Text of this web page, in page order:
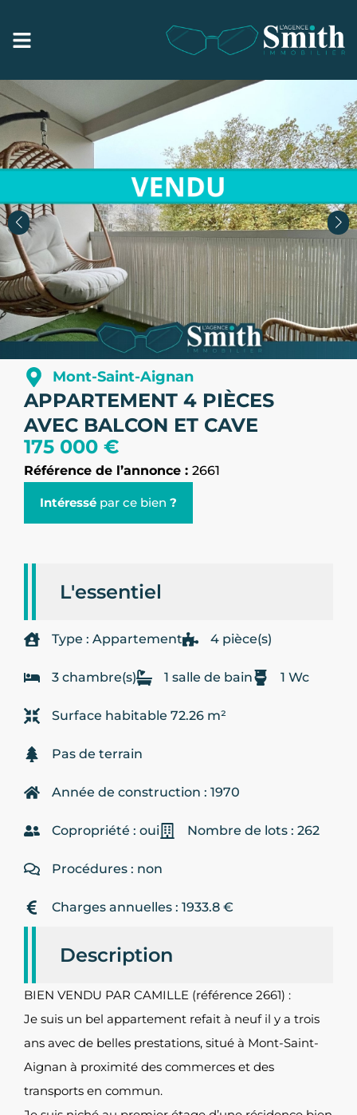
Mont-Saint-Aignan
APPARTEMENT 4 PIÈCES
AVEC BALCON ET CAVE
175 000 €
Référence de l’annonce : 2661
Intéressé par ce bien ?
L'essentiel
Type : Appartement 4 pièce(s)
3 chambre(s) 1 salle de bain 1 Wc
Surface habitable 72.26 m²
Pas de terrain
Année de construction : 1970
Copropriété : oui Nombre de lots : 262
Procédures : non
Charges annuelles : 1933.8 €
Description
BIEN VENDU PAR CAMILLE (référence 2661) :
Je suis un bel appartement refait à neuf il y a trois
ans avec de belles prestations, situé à Mont-Saint-
Aignan à proximité des commerces et des
transports en commun.